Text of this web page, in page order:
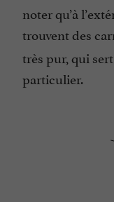
noter qu’à
trouvent des
très pur, qui
particulier.